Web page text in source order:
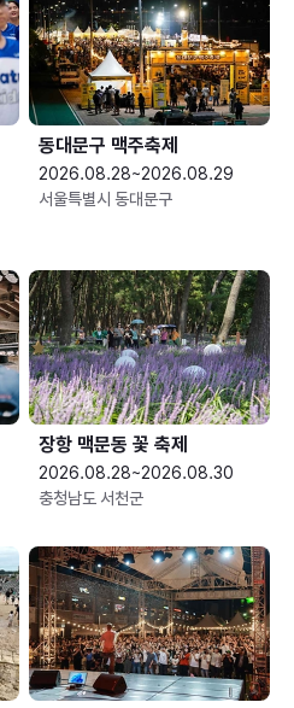
동대문구 맥주축제
2026.08.28~2026.08.29
서울특별시 동대문구
장항 맥문동 꽃 축제
2026.08.28~2026.08.30
충청남도 서천군